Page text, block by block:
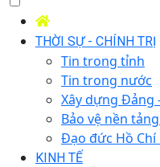
THỜI SỰ - CHÍNH TRỊ
Tin trong tỉnh
Tin trong nước
Xây dựng Đảng
Bảo vệ nền
Đạo đức Hồ Chí
KINH TẾ